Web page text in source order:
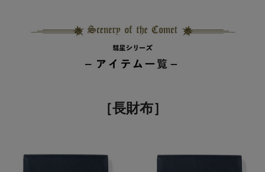
［長財布］